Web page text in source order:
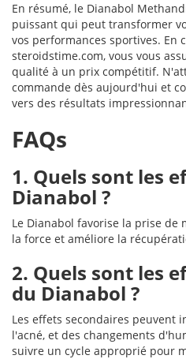
En résumé, le Dianabol
puissant qui peut transformer
vos performances sportives. En
steroidstime.com, vous vous
qualité à un prix compétitif.
commande dès aujourd'hui et
vers des résultats
FAQs
1. Quels sont les
Dianabol ?
Le Dianabol favorise la prise de
la force et améliore la
2. Quels sont les
du Dianabol ?
Les effets secondaires peuvent
l'acné, et des changements
suivre un cycle approprié pour